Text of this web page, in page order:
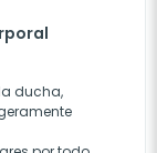
ducha,